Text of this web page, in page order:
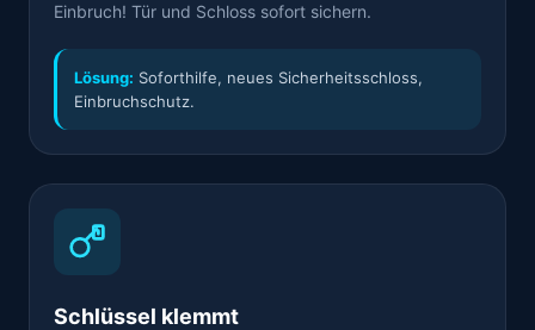
Einbruch! Tür und Schloss sofort sichern.
Lösung: Soforthilfe, neues Sicherheitsschloss,
Einbruchschutz.
Schlüssel klemmt